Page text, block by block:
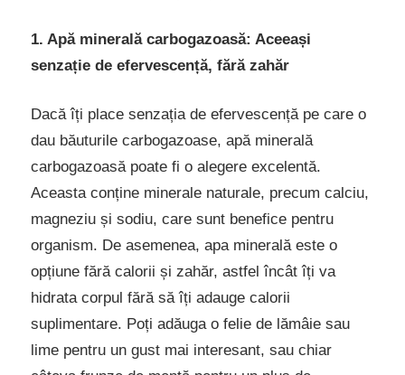
1. Apă minerală carbogazoasă: Aceeași
senzație de efervescență, fără zahăr
Dacă îți place senzația de efervescență pe care o
dau băuturile carbogazoase, apă minerală
carbogazoasă poate fi o alegere excelentă.
Aceasta conține minerale naturale, precum calciu,
magneziu și sodiu, care sunt benefice pentru
organism. De asemenea, apa minerală este o
opțiune fără calorii și zahăr, astfel încât îți va
hidrata corpul fără să îți adauge calorii
suplimentare. Poți adăuga o felie de lămâie sau
lime pentru un gust mai interesant, sau chiar